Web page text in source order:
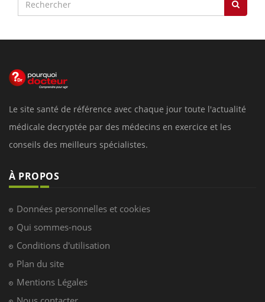
Le site santé de référence avec chaque jour toute l'actualité
médicale decryptée par des médecins en exercice et les
conseils des meilleurs spécialistes.
À PROPOS
Données personnelles et cookies
Qui sommes-nous
Conditions d'utilisation
Plan du site
Mentions Légales